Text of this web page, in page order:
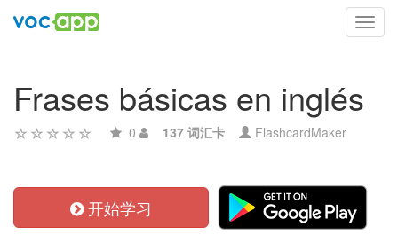
Frases básicas en inglés
0 137 词汇卡 FlashcardMaker
开始学习